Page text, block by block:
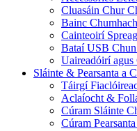
Cluasáin Chur
Bainc
Cainteoirí
Bataí USB
Uaireadóirí
Sláinte & Pearsanta a
Táirgí
Aclaíocht &
Cúram Sláinte
Cúram